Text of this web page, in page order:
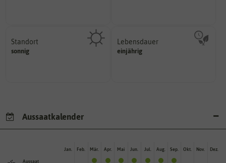
Standort
sonnig
Pflanze? (schattig, halbschattig,
sonnig, vollsonnig)
Lebensdauer
einjährig
einjährig, zweijährig oder
mehrjährig.
Aussaatkalender
Aussaat
Jan. Feb. Mär. Apr. Mai Jun. Jul. Aug. Sep. Okt. Nov. Dez.